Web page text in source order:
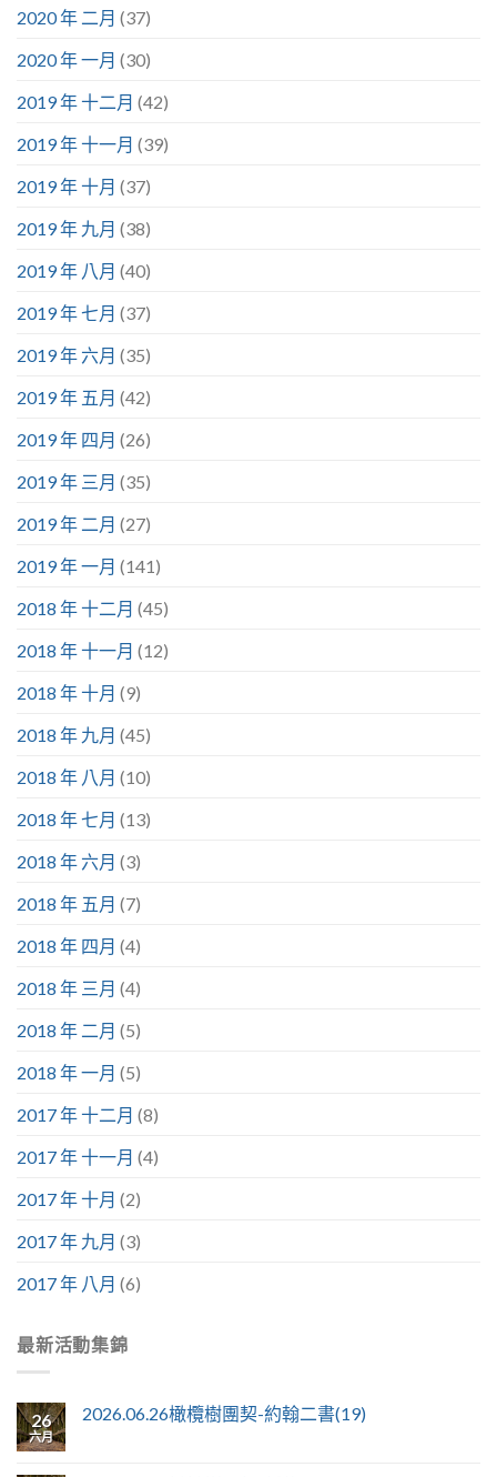
2020 年 二月 (37)
2020 年 一月 (30)
2019 年 十二月 (42)
2019 年 十一月 (39)
2019 年 十月 (37)
2019 年 九月 (38)
2019 年 八月 (40)
2019 年 七月 (37)
2019 年 六月 (35)
2019 年 五月 (42)
2019 年 四月 (26)
2019 年 三月 (35)
2019 年 二月 (27)
2019 年 一月 (141)
2018 年 十二月 (45)
2018 年 十一月 (12)
2018 年 十月 (9)
2018 年 九月 (45)
2018 年 八月 (10)
2018 年 七月 (13)
2018 年 六月 (3)
2018 年 五月 (7)
2018 年 四月 (4)
2018 年 三月 (4)
2018 年 二月 (5)
2018 年 一月 (5)
2017 年 十二月 (8)
2017 年 十一月 (4)
2017 年 十月 (2)
2017 年 九月 (3)
2017 年 八月 (6)
最新活動集錦
26
六月
2026.06.26橄欖樹團契-約翰二書(19)